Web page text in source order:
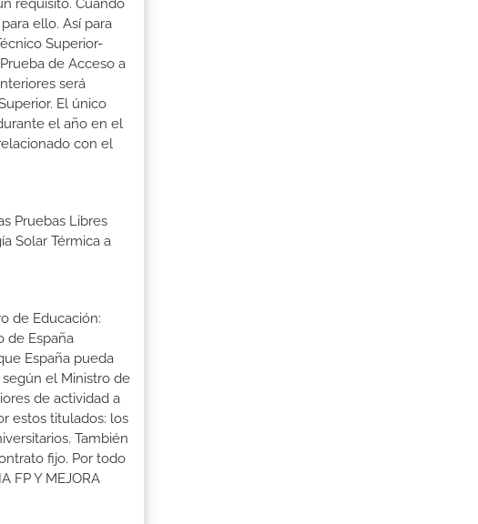
requisito. Cuando
ello. Así para
Superior-
de Acceso a
será
El único
el año en el
con el
Pruebas Libres
Solar Térmica a
de Educación:
de España
España pueda
el Ministro de
de actividad a
estos titulados: los
También
fijo. Por todo
FP Y MEJORA